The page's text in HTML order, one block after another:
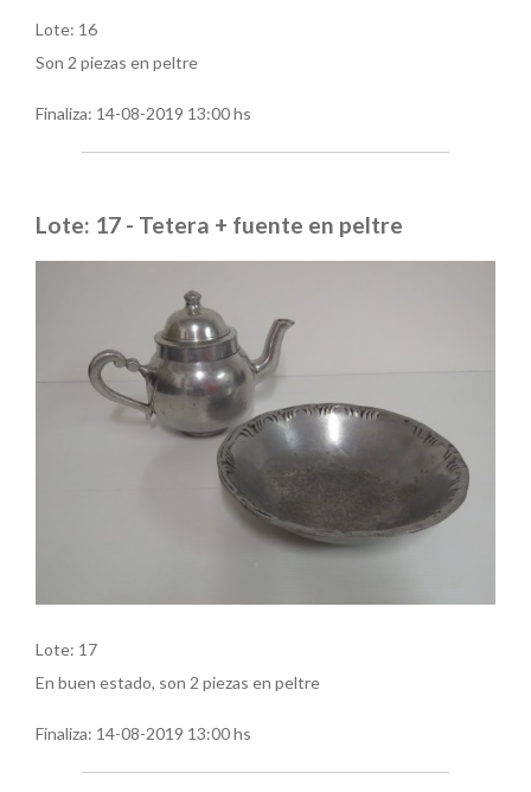
Lote: 16
Son 2 piezas en peltre
Finaliza: 14-08-2019 13:00 hs
Lote: 17 - Tetera + fuente en peltre
Lote: 17
En buen estado, son 2 piezas en peltre
Finaliza: 14-08-2019 13:00 hs